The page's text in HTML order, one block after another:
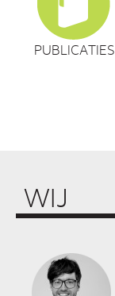
PUBLICATIES
WIJ